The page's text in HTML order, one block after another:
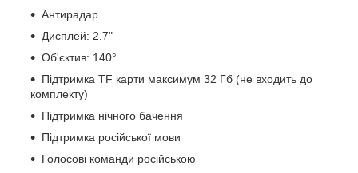
Антирадар
Дисплей: 2.7"
Об'єктив: 140°
Підтримка TF карти максимум 32 Гб (не входить до
комплекту)
Підтримка нічного бачення
Підтримка російської мови
Голосові команди російською